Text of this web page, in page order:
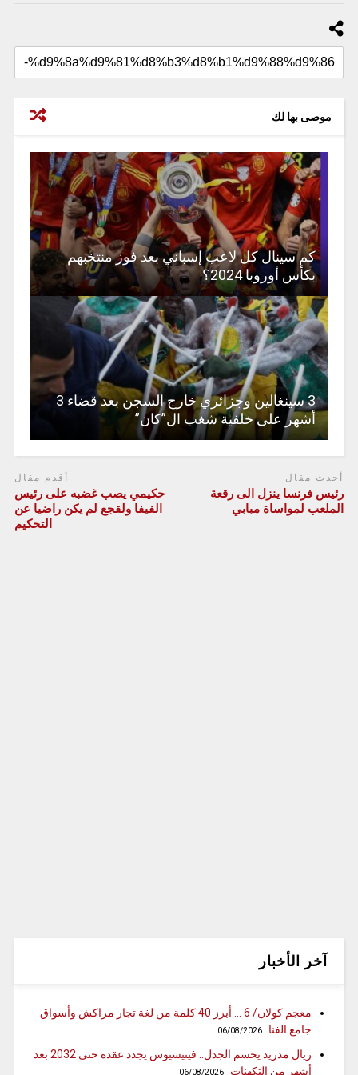
موصى بها لك
كم سينال كل لاعب إسباني بعد فوز منتخبهم
بكأس أوروبا 2024؟
3 سينغالين وجزائري خارج السجن بعد قضاء 3
أشهر على خلفية شغب ال”كان”
أحدث مقال
رئيس فرنسا ينزل الى رقعة
الملعب لمواساة مبابي
أقدم مقال
حكيمي يصب غضبه على رئيس
الفيفا ولقجع لم يكن راضيا عن
التحكيم
آخر الأخبار
معجم كولان/ 6 … أبرز 40 كلمة من لغة تجار مراكش وأسواق
جامع الفنا
06/08/2026
ريال مدريد يحسم الجدل.. فينيسيوس يجدد عقده حتى 2032 بعد
أشهر من التكهنات
06/08/2026